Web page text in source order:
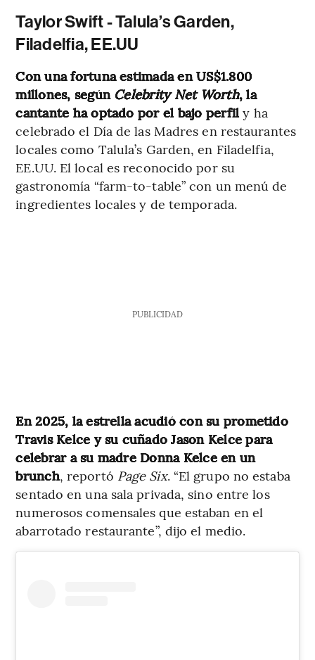
Taylor Swift - Talula’s Garden,
Filadelfia, EE.UU
Con una fortuna estimada en US$1.800
millones, según Celebrity Net Worth, la
cantante ha optado por el bajo perfily ha
celebrado el Día de las Madres en restaurantes
locales como Talula’s Garden, en Filadelfia,
EE.UU. El local es reconocido por su
gastronomía “farm-to-table” con un menú de
ingredientes locales y de temporada.
PUBLICIDAD
En 2025, la estrella acudió con su prometido
Travis Kelce y su cuñado Jason Kelce para
celebrar a su madre Donna Kelce en un
brunch, reportó Page Six. “El grupo no estaba
sentado en una sala privada, sino entre los
numerosos comensales que estaban en el
abarrotado restaurante”, dijo el medio.